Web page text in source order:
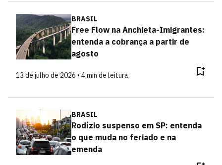
BRASIL
Free Flow na Anchieta-Imigrantes:
entenda a cobrança a partir de
agosto
13 de julho de 2026 • 4 min de leitura
BRASIL
Rodízio suspenso em SP: entenda
o que muda no feriado e na
emenda